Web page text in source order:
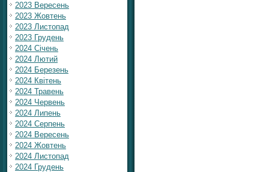
2023 Вересень
2023 Жовтень
2023 Листопад
2023 Грудень
2024 Січень
2024 Лютий
2024 Березень
2024 Квітень
2024 Травень
2024 Червень
2024 Липень
2024 Серпень
2024 Вересень
2024 Жовтень
2024 Листопад
2024 Грудень